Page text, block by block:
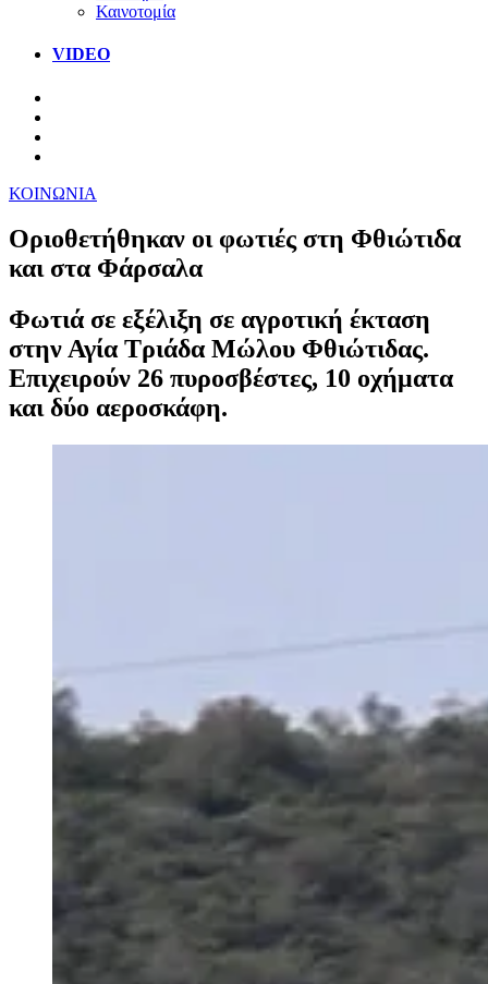
Καινοτομία
VIDEO
ΚΟΙΝΩΝΙΑ
Οριοθετήθηκαν οι φωτιές στη Φθιώτιδα
και στα Φάρσαλα
Φωτιά σε εξέλιξη σε αγροτική έκταση
στην Αγία Τριάδα Μώλου Φθιώτιδας.
Επιχειρούν 26 πυροσβέστες, 10 οχήματα
και δύο αεροσκάφη.